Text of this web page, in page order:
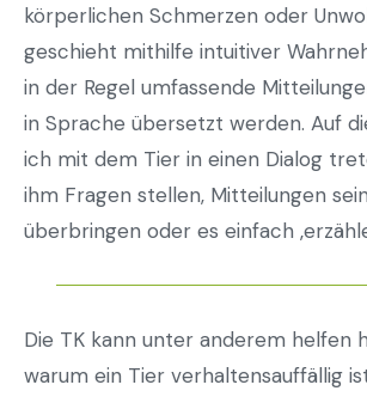
körperlichen Schmerzen oder
geschieht mithilfe intuitiver
in der Regel umfassende
in Sprache übersetzt werden. Auf
ich mit dem Tier in einen Dialog
ihm Fragen stellen, Mitteilungen
überbringen oder es einfach
Die TK kann unter anderem helfen
warum ein Tier verhaltensauffällig